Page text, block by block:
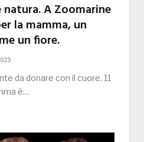
natura. A Zoomarine
la mamma, un
un fiore.
da donare con il cuore. 11
è…